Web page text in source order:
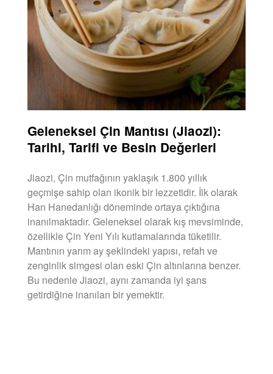
Geleneksel Çin Mantısı (Jiaozi):
Tarihi, Tarifi ve Besin Değerleri
Jiaozi, Çin mutfağının yaklaşık 1.800 yıllık
geçmişe sahip olan ikonik bir lezzetidir. İlk olarak
Han Hanedanlığı döneminde ortaya çıktığına
inanılmaktadır. Geleneksel olarak kış mevsiminde,
özellikle Çin Yeni Yılı kutlamalarında tüketilir.
Mantının yarım ay şeklindeki yapısı, refah ve
zenginlik simgesi olan eski Çin altınlarına benzer.
Bu nedenle Jiaozi, aynı zamanda iyi şans
getirdiğine inanılan bir yemektir.